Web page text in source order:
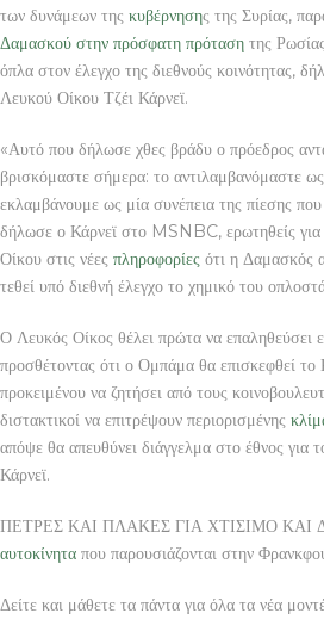
των δυνάμεων της κυβέρνησης της Συρίας,
Δαμασκού στην πρόσφατη πρόταση της
όπλα στον έλεγχο της διεθνούς κοινότητας,
Λευκού Οίκου Τζέι Κάρνεϊ.
«Αυτό που δήλωσε χθες βράδυ ο πρόεδρος
βρισκόμαστε σήμερα: το αντιλαμβανόμαστε ως
εκλαμβάνουμε ως μία συνέπεια της πίεσης
δήλωσε ο Κάρνεϊ στο MSNBC, ερωτηθείς
Οίκου στις νέες πληροφορίες ότι η Δαμασκός
τεθεί υπό διεθνή έλεγχο το χημικό του
Ο Λευκός Οίκος θέλει πρώτα να επαληθεύσει
προσθέτοντας ότι ο Ομπάμα θα επισκεφθεί το
προκειμένου να ζητήσει από τους
διστακτικοί να επιτρέψουν περιορισμένης
απόψε θα απευθύνει διάγγελμα στο έθνος για
Κάρνεϊ.
ΠΕΤΡΕΣ ΚΑΙ ΠΛΑΚΕΣ ΓΙΑ ΧΤΙΣΙΜΟ ΚΑΙ
αυτοκίνητα που παρουσιάζονται στην
Δείτε και μάθετε τα πάντα για όλα τα νέα